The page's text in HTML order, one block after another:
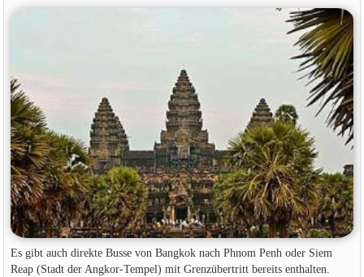
Es gibt auch direkte Busse von Bangkok nach Phnom Penh oder Siem
Reap (Stadt der Angkor-Tempel) mit Grenzübertritt bereits enthalten.